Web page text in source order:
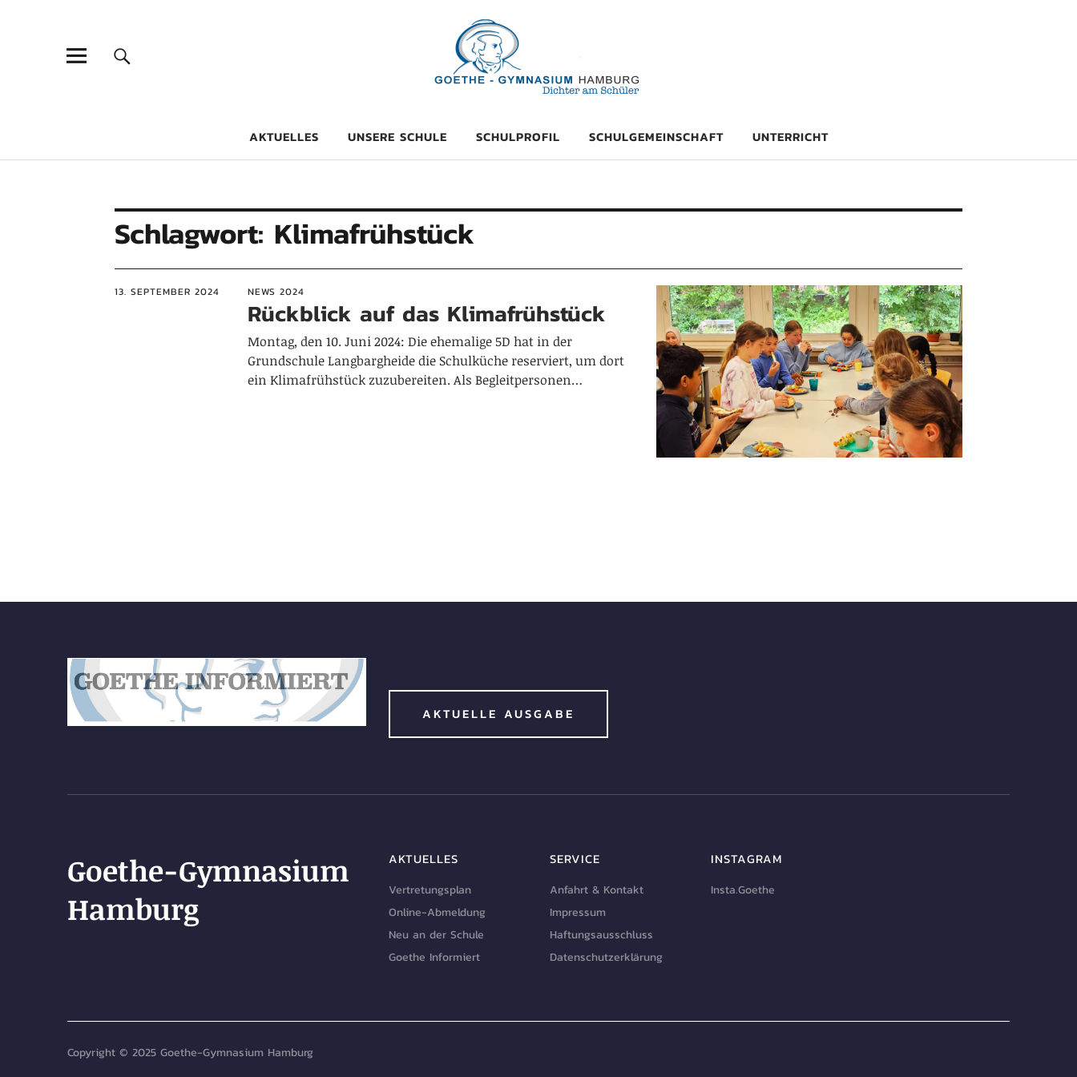
Goethe-Gymnasium Hamburg
AKTUELLES UNSERE SCHULE SCHULPROFIL SCHULGEMEINSCHAFT UNTERRICHT
Schlagwort: Klimafrühstück
13. SEPTEMBER 2024 NEWS 2024
Rückblick auf das Klimafrühstück
Montag, den 10. Juni 2024: Die ehemalige 5D hat in der
Grundschule Langbargheide die Schulküche reserviert, um dort
ein Klimafrühstück zuzubereiten. Als Begleitpersonen…
AKTUELLE AUSGABE
Goethe-Gymnasium
Hamburg
AKTUELLES
Vertretungsplan
Online-Abmeldung
Neu an der Schule
Goethe Informiert
SERVICE
Anfahrt & Kontakt
Impressum
Haftungsausschluss
Datenschutzerklärung
INSTAGRAM
Insta.Goethe
Copyright © 2025 Goethe-Gymnasium Hamburg